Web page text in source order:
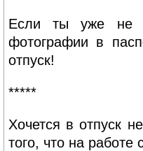
Если ты уже не
фотографии в
отпуск!
*****
Хочется в отпуск
того, что на работе